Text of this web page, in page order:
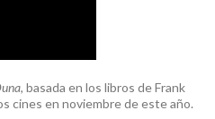
, basada en los libros de Frank
cines en noviembre de este año.